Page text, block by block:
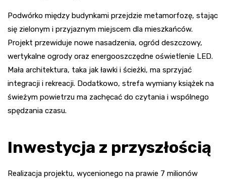
Podwórko między budynkami przejdzie metamorfozę, stając
się zielonym i przyjaznym miejscem dla mieszkańców.
Projekt przewiduje nowe nasadzenia, ogród deszczowy,
wertykalne ogrody oraz energooszczędne oświetlenie LED.
Mała architektura, taka jak ławki i ścieżki, ma sprzyjać
integracji i rekreacji. Dodatkowo, strefa wymiany książek na
świeżym powietrzu ma zachęcać do czytania i wspólnego
spędzania czasu.
Inwestycja z przyszłością
Realizacja projektu, wycenionego na prawie 7 milionów